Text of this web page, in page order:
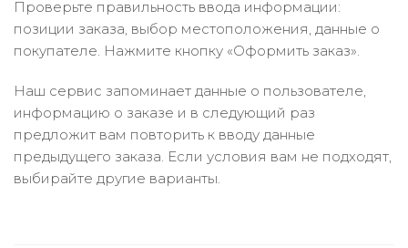
Проверьте правильность ввода информации:
позиции заказа, выбор местоположения, данные о
покупателе. Нажмите кнопку «Оформить заказ».
Наш сервис запоминает данные о пользователе,
информацию о заказе и в следующий раз
предложит вам повторить к вводу данные
предыдущего заказа. Если условия вам не подходят,
выбирайте другие варианты.